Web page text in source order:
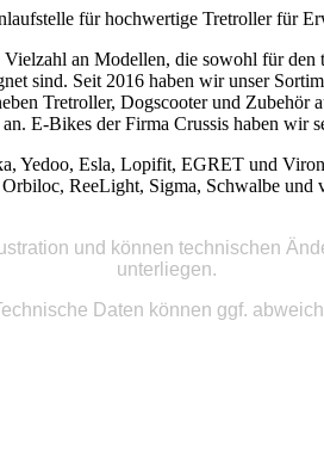
für hochwertige Tretroller für
an Modellen, die sowohl für den
sind. Seit 2016 haben wir unser
Tretroller, Dogscooter und Zubehör
E-Bikes der Firma Crussis haben wir
Yedoo, Esla, Lopifit, EGRET und
ReeLight, Sigma, Schwalbe und
und können technischen
unterliegen.
Daten können ggf.